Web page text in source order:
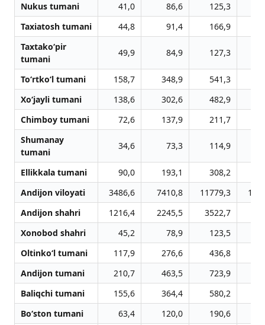
Nukus tumani
41,0 86,6 125,3
Taxiatosh tumani
44,8 91,4 166,9
Taxtako‘pir
tumani
49,9 84,9 127,3
To‘rtko‘l tumani 158,7 348,9 541,3
Xo‘jayli tumani
138,6 302,6 482,9
Chimboy tumani
72,6 137,9 211,7
Shumanay
tumani
34,6 73,3 114,9
Ellikkala tumani 90,0 193,1 308,2
Andijon viloyati
3486,6 7410,8 11779,3
Andijon shahri
1216,4 2245,5 3522,7
Xonobod shahri
45,2 78,9 123,5
Oltinko‘l tumani
117,9 276,6 436,8
Andijon tumani
210,7 463,5 723,9
Baliqchi tumani
155,6 364,4 580,2
Bo‘ston tumani
63,4 120,0 190,6